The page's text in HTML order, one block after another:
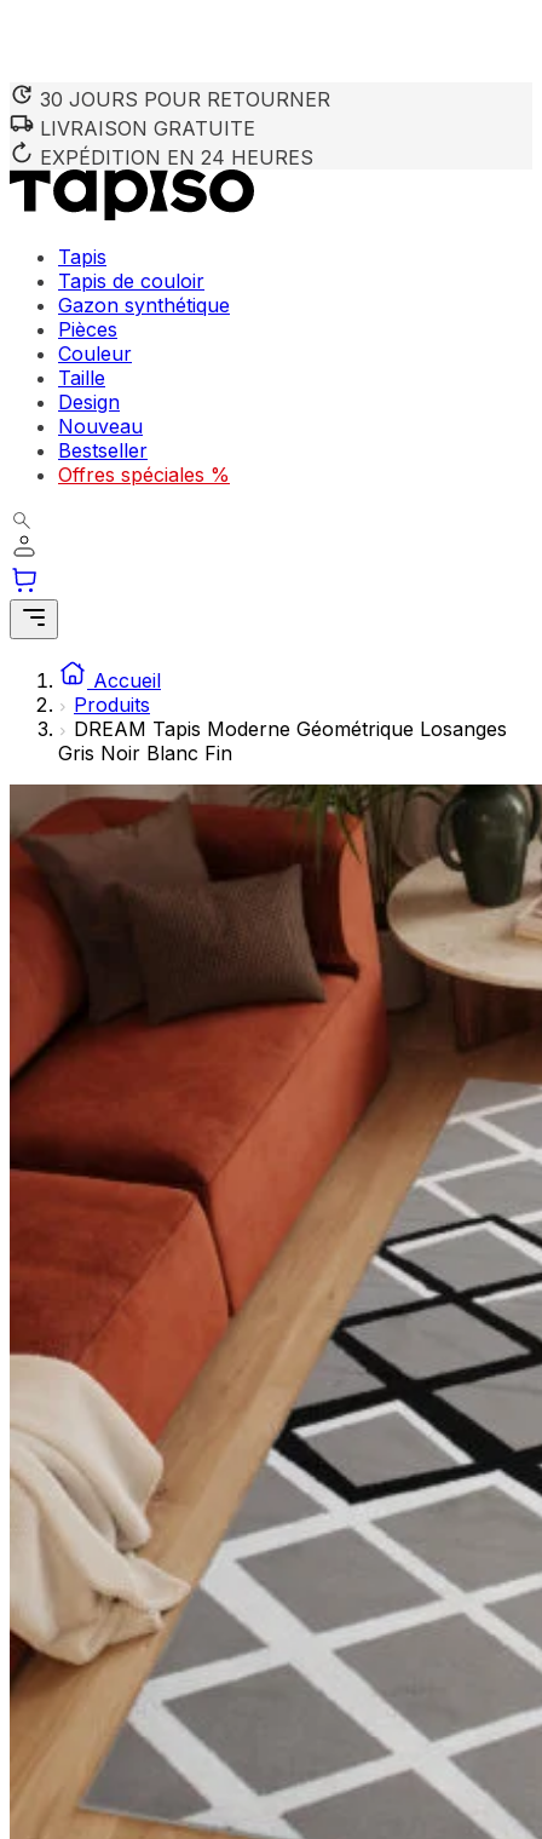
30 JOURS POUR RETOURNER
LIVRAISON GRATUITE
EXPÉDITION EN 24 HEURES
Tapis
Tapis de couloir
Gazon synthétique
Pièces
Couleur
Taille
Design
Nouveau
Bestseller
Offres spéciales %
Accueil
Produits
DREAM Tapis Moderne Géométrique Losanges
Gris Noir Blanc Fin
Nous utilisons des cookies pour personnaliser le contenu
partenaires peuvent combiner ces informations avec
utilisation de leurs services.
Les cookies indispensables sont cruciaux pour les
Les cookies liés aux préférences permettent au site de
comme votre langue préférée ou la région dans laquelle
Les cookies marketing sont utilisés pour suivre les
engageantes pour l'utilisateur individuel et, par
Non classés
Les cookies non classés sont des cookies qui sont en